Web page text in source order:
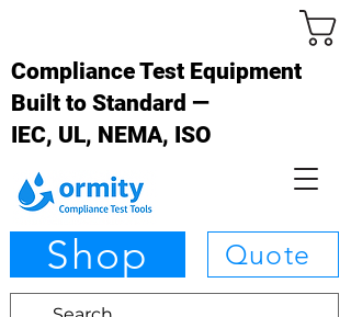
Compliance Test Equipment
Built to Standard —
IEC, UL, NEMA, ISO
Shop Quote